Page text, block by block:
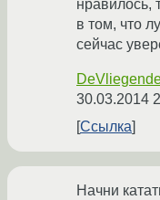
нравилось,
в том, что
сейчас
30.03.2014
Ссылка
Начни